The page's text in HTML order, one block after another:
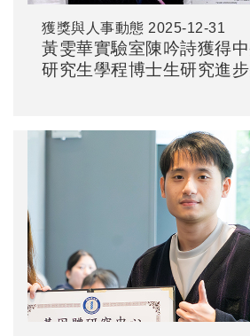
獲獎與人事動態 2025-12-31
黃雯華實驗室陳吟詩獲得
研究生學程博士生研究進